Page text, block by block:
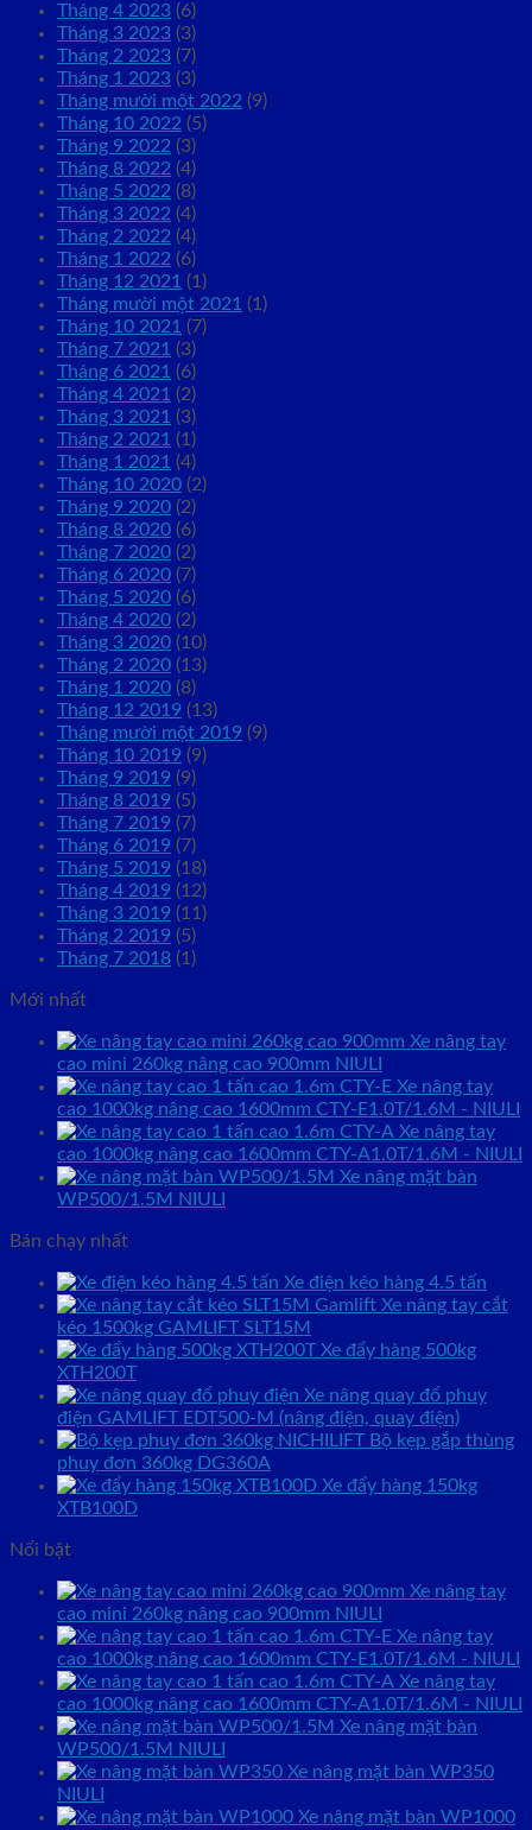
Tháng 4 2023 (6)
Tháng 3 2023 (3)
Tháng 2 2023 (7)
Tháng 1 2023 (3)
Tháng mười một 2022 (9)
Tháng 10 2022 (5)
Tháng 9 2022 (3)
Tháng 8 2022 (4)
Tháng 5 2022 (8)
Tháng 3 2022 (4)
Tháng 2 2022 (4)
Tháng 1 2022 (6)
Tháng 12 2021 (1)
Tháng mười một 2021 (1)
Tháng 10 2021 (7)
Tháng 7 2021 (3)
Tháng 6 2021 (6)
Tháng 4 2021 (2)
Tháng 3 2021 (3)
Tháng 2 2021 (1)
Tháng 1 2021 (4)
Tháng 10 2020 (2)
Tháng 9 2020 (2)
Tháng 8 2020 (6)
Tháng 7 2020 (2)
Tháng 6 2020 (7)
Tháng 5 2020 (6)
Tháng 4 2020 (2)
Tháng 3 2020 (10)
Tháng 2 2020 (13)
Tháng 1 2020 (8)
Tháng 12 2019 (13)
Tháng mười một 2019 (9)
Tháng 10 2019 (9)
Tháng 9 2019 (9)
Tháng 8 2019 (5)
Tháng 7 2019 (7)
Tháng 6 2019 (7)
Tháng 5 2019 (18)
Tháng 4 2019 (12)
Tháng 3 2019 (11)
Tháng 2 2019 (5)
Tháng 7 2018 (1)
Mới nhất
Xe nâng tay
cao mini 260kg nâng cao 900mm NIULI
Xe nâng tay
cao 1000kg nâng cao 1600mm CTY-E1.0T/1.6M - NIULI
Xe nâng tay
cao 1000kg nâng cao 1600mm CTY-A1.0T/1.6M - NIULI
Xe nâng mặt bàn
WP500/1.5M NIULI
Bán chạy nhất
Xe điện kéo hàng 4.5 tấn
Xe nâng tay cắt
kéo 1500kg GAMLIFT SLT15M
Xe đẩy hàng 500kg
XTH200T
Xe nâng quay đổ phuy
điện GAMLIFT EDT500-M (nâng điện, quay điện)
Bộ kẹp gắp thùng
phuy đơn 360kg DG360A
Xe đẩy hàng 150kg
XTB100D
Nổi bật
Xe nâng tay
cao mini 260kg nâng cao 900mm NIULI
Xe nâng tay
cao 1000kg nâng cao 1600mm CTY-E1.0T/1.6M - NIULI
Xe nâng tay
cao 1000kg nâng cao 1600mm CTY-A1.0T/1.6M - NIULI
Xe nâng mặt bàn
WP500/1.5M NIULI
Xe nâng mặt bàn WP350
NIULI
Xe nâng mặt bàn WP1000